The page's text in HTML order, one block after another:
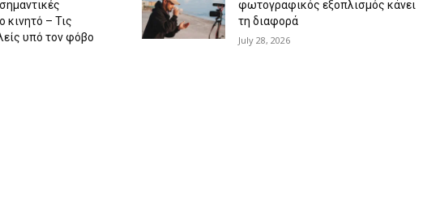
κινητό – Τις
υπό τον φόβο
φωτογραφικός εξοπλισμός κάνει
τη διαφορά
July 28, 2026